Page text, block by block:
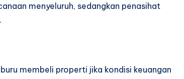
menyeluruh, sedangkan penasihat
membeli properti jika kondisi keuangan